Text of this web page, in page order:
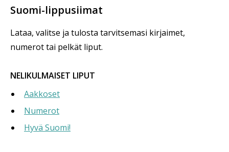
Suomi-lippusiimat
Lataa, valitse ja tulosta tarvitsemasi kirjaimet,
numerot tai pelkät liput.
NELIKULMAISET LIPUT
Aakkoset
Numerot
Hyvä Suomi!